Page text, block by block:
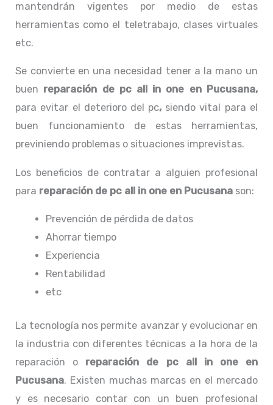
mantendrán vigentes por medio de estas
herramientas como el teletrabajo, clases virtuales
etc.
Se convierte en una necesidad tener a la mano un
buen reparación de pc all in one en Pucusana,
para evitar el deterioro del pc, siendo vital para el
buen funcionamiento de estas herramientas,
previniendo problemas o situaciones imprevistas.
Los beneficios de contratar a alguien profesional
para reparación de pc all in one en Pucusana son:
Prevención de pérdida de datos
Ahorrar tiempo
Experiencia
Rentabilidad
etc
La tecnología nos permite avanzar y evolucionar en
la industria con diferentes técnicas a la hora de la
reparación o reparación de pc all in oneen
Pucusana. Existen muchas marcas en el mercado
y es necesario contar con un buen profesional